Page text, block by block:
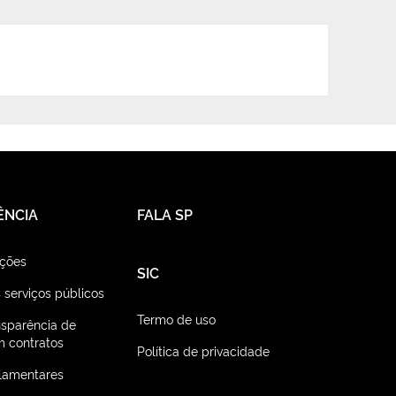
serviços públicos
de
contratos
FALA SP
SIC
Termo de uso
Política de privacidade